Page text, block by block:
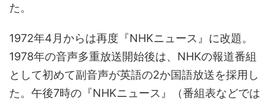
た。
1972年4月からは再度『NHKニュース』に改題。
1978年の音声多重放送開始後は、NHKの報道番組
として初めて副音声が英語の2か国語放送を採用し
た。午後7時の『NHKニュース』（番組表などでは